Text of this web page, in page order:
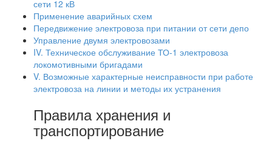
сети 12 кВ
Применение аварийных схем
Передвижение электровоза при питании от сети депо
Управление двумя электровозами
IV. Техническое обслуживание ТО-1 электровоза
локомотивными бригадами
V. Возможные характерные неисправности при работе
электровоза на линии и методы их устранения
Правила хранения и
транспортирование